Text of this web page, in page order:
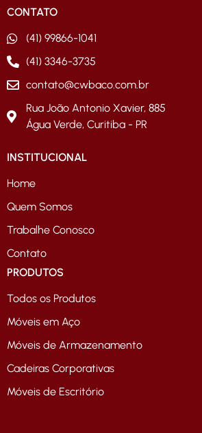
CONTATO
(41) 99866-1041
(41) 3346-3735
contato@cwbaco.com.br
Rua João Antonio Xavier, 885
Água Verde, Curitiba - PR
INSTITUCIONAL
Home
Quem Somos
Trabalhe Conosco
Contato
PRODUTOS
Todos os Produtos
Móveis em Aço
Móveis de Armazenamento
Cadeiras Corporativas
Móveis de Escritório